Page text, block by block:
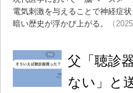
電気刺激を与えることで神経症
暗い歴史が浮かび上がる。
（
父「聴診
ない」と